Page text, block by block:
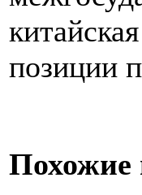
позиции
Похожие